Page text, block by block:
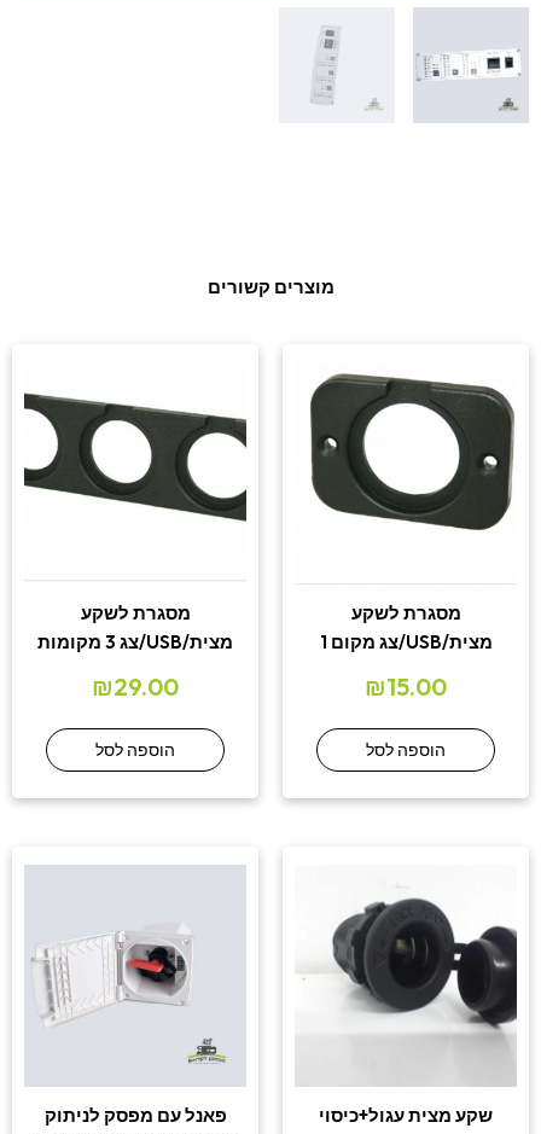
מוצרים קשורים
מסגרת לשקע
מצית/USB/צג מקום 1
₪15.00
הוספה לסל
מסגרת לשקע
מצית/USB/צג 3 מקומות
₪29.00
הוספה לסל
שקע מצית עגול+כיסוי
פאנל עם מפסק לניתוק